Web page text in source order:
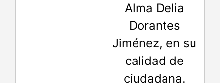
Alma Delia
Dorantes
Jiménez, en su
calidad de
ciudadana.